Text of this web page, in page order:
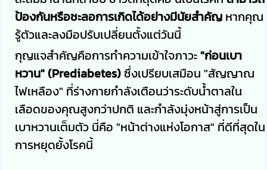
ป้องกันหรือชะลอการเกิดได้อย่างมีนัยสำคัญ หากคุณ
รู้ตัวและลงมือปรับเปลี่ยนตั้งแต่วันนี้
กุญแจสำคัญคือการทำความเข้าใจภาวะ"ก่อนเบา
หวาน" (Prediabetes)ซึ่งเปรียบเสมือน "สัญญาณ
ไฟเหลือง" ที่ร่างกายกำลังเตือนว่าระดับน้ำตาลใน
เลือดของคุณสูงกว่าปกติ และกำลังมุ่งหน้าสู่การเป็น
เบาหวานเต็มตัว นี่คือ "หน้าต่างแห่งโอกาส" ที่ดีที่สุดใน
การหยุดยั้งโรคนี้